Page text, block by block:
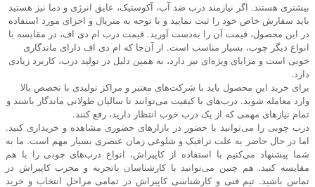
بیشتری هستند. اگر نیازمند درب ضد آب، آکوستیک، عایق انرژی و دما نیز هستید
باید سفارش خاص خود را ثبت نمایید و با توجه به متریال و اجزای مورد استفاده
در این محصول، قیمت آن را به‌دست آورید. قیمت درب ام دی اف، در مقایسه با
انواع دیگر چوب، بسیار مناسب است. از آن‌جا که ام دی اف دارای ماندگاری
خوبی است و مزایای ویژه‌ای نیز دارد، به همین دلیل در تولید درب، کاربرد زیادی
دارد.
برای خرید این محصول باید با شرکت‌های معتبر و مراکز تولیدی با تخصص بالا
وارد معامله شوید. درب‌های با کیفیت می‌توانند تا سالیان طولانی ماندگار باشند و
تمام نیازهای مهمی که از یک درب خوب انتظار دارید، رفع کنند.
درب چوبی را می‌توانید با حضور در بازارهای حضوری مشاهده و خریداری کنید.
اما در حال حاضر به علت ترافیک و شلوغی زمان عنصری بسیار مهم است. ما به
شما پیشنهاد می‌کنیم با استفاده از کاپیراش، انواع درب‌های چوبی را با هم
مقایسه کنید. هم چنین می‌توانید با کارشناسان باتجربه و مجرب کاپیراش در
تماس باشید. تیم فنی و کارشناسی کاپیراش در تمامی مراحل انتخاب و خرید